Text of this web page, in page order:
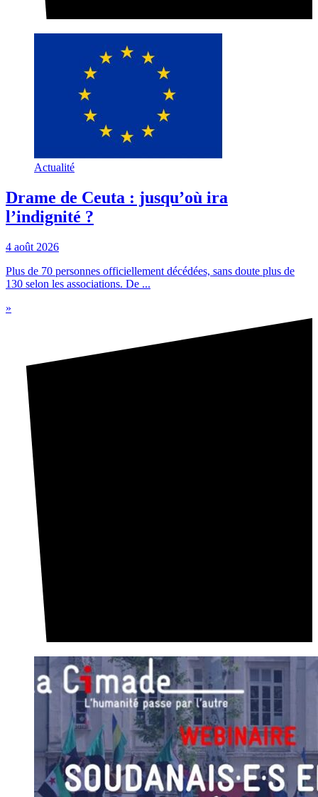
Actualité
Drame de Ceuta : jusqu’où ira
l’indignité ?
4 août 2026
Plus de 70 personnes officiellement décédées, sans doute plus de
130 selon les associations. De ...
»